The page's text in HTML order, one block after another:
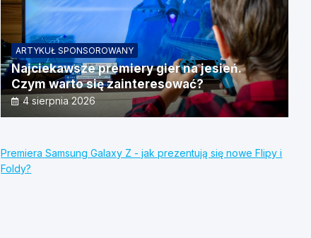
ARTYKUŁ SPONSOROWANY
Najciekawsze premiery gier na jesień.
Czym warto się zainteresować?
4 sierpnia 2026
Premiera Samsung Galaxy Z - jak prezentują się nowe Flipy i
Foldy?